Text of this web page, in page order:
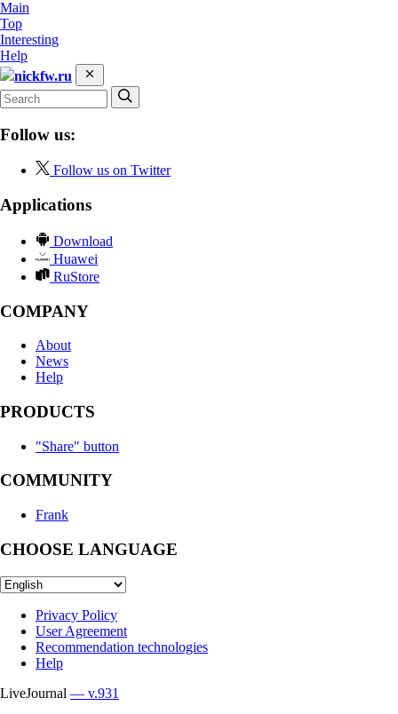
Main
Top
Interesting
Help
nickfw.ru
Follow us:
Follow us on Twitter
Applications
Download
Huawei
RuStore
COMPANY
About
News
Help
PRODUCTS
"Share" button
COMMUNITY
Frank
CHOOSE LANGUAGE
Privacy Policy
User Agreement
Recommendation technologies
Help
LiveJournal — v.931